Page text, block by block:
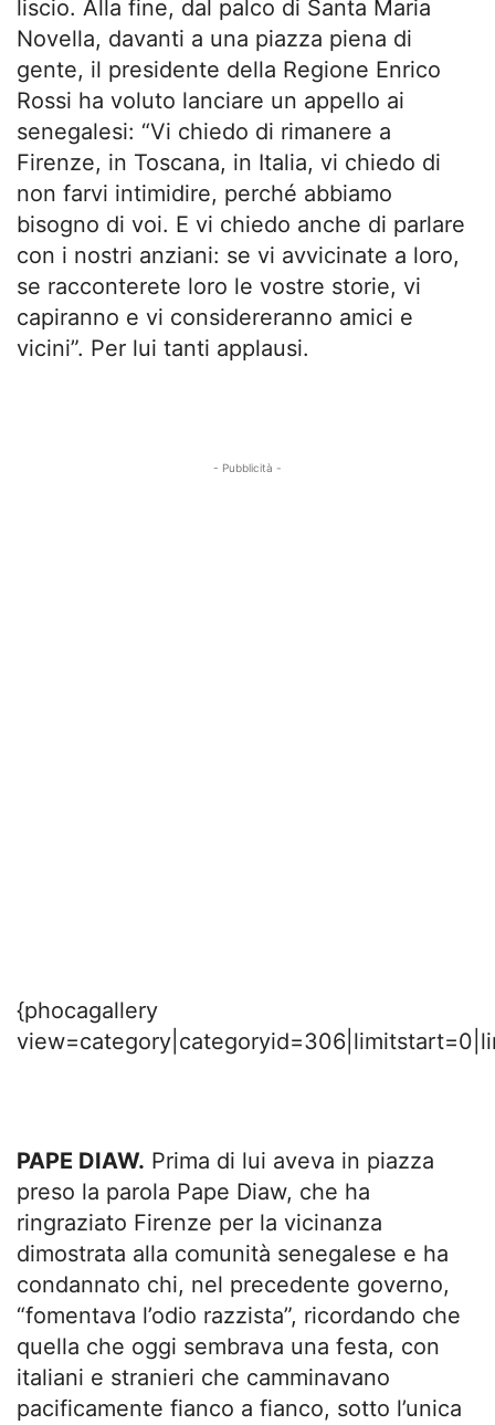
liscio. Alla fine, dal palco di Santa Maria
Novella, davanti a una piazza piena di
gente, il presidente della Regione Enrico
Rossi ha voluto lanciare un appello ai
senegalesi: “Vi chiedo di rimanere a
Firenze, in Toscana, in Italia, vi chiedo di
non farvi intimidire, perché abbiamo
bisogno di voi. E vi chiedo anche di parlare
con i nostri anziani: se vi avvicinate a loro,
se racconterete loro le vostre storie, vi
capiranno e vi considereranno amici e
vicini”. Per lui tanti applausi.
- Pubblicità -
{phocagallery
PAPE DIAW. Prima di lui aveva in piazza
preso la parola Pape Diaw, che ha
ringraziato Firenze per la vicinanza
dimostrata alla comunità senegalese e ha
condannato chi, nel precedente governo,
“fomentava l’odio razzista”, ricordando che
quella che oggi sembrava una festa, con
italiani e stranieri che camminavano
pacificamente fianco a fianco, sotto l’unica